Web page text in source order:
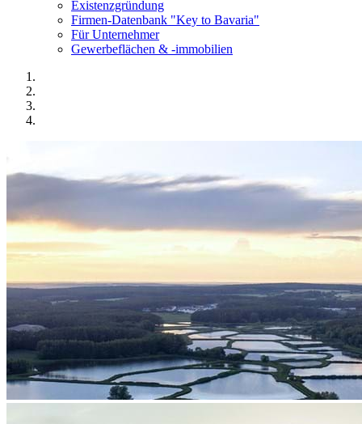
Existenzgründung
Firmen-Datenbank "Key to Bavaria"
Für Unternehmer
Gewerbeflächen & -immobilien